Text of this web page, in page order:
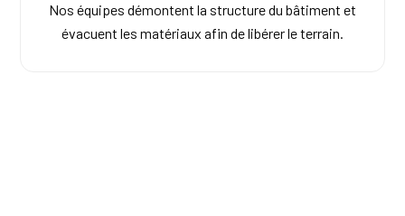
Nos équipes démontent la structure du bâtiment et
évacuent les matériaux afin de libérer le terrain.